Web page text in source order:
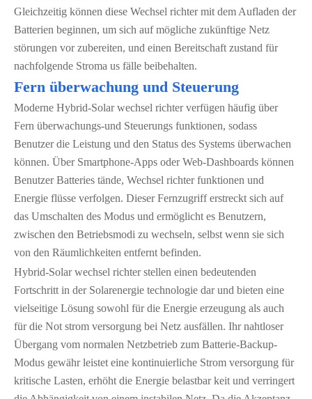
Gleichzeitig können diese Wechsel richter mit dem Aufladen der
Batterien beginnen, um sich auf mögliche zukünftige Netz
störungen vor zubereiten, und einen Bereitschaft zustand für
nachfolgende Stroma us fälle beibehalten.
Fern überwachung und Steuerung
Moderne Hybrid-Solar wechsel richter verfügen häufig über
Fern überwachungs-und Steuerungs funktionen, sodass
Benutzer die Leistung und den Status des Systems überwachen
können. Über Smartphone-Apps oder Web-Dashboards können
Benutzer Batteries tände, Wechsel richter funktionen und
Energie flüsse verfolgen. Dieser Fernzugriff erstreckt sich auf
das Umschalten des Modus und ermöglicht es Benutzern,
zwischen den Betriebsmodi zu wechseln, selbst wenn sie sich
von den Räumlichkeiten entfernt befinden.
Hybrid-Solar wechsel richter stellen einen bedeutenden
Fortschritt in der Solarenergie technologie dar und bieten eine
vielseitige Lösung sowohl für die Energie erzeugung als auch
für die Not strom versorgung bei Netz ausfällen. Ihr nahtloser
Übergang vom normalen Netzbetrieb zum Batterie-Backup-
Modus gewähr leistet eine kontinuierliche Strom versorgung für
kritische Lasten, erhöht die Energie belastbar keit und verringert